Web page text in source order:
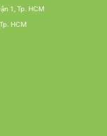
1, Tp. HCM
HCM